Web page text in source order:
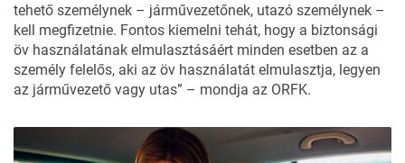
tehető személynek – járművezetőnek, utazó személynek –
kell megfizetnie. Fontos kiemelni tehát, hogy a biztonsági
öv használatának elmulasztásáért minden esetben az a
személy felelős, aki az öv használatát elmulasztja, legyen
az járművezető vagy utas” – mondja az ORFK.